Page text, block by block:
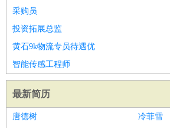
采购员
投资拓展总监
黄石9k物流专员待遇优
智能传感工程师
最新简历
唐德树 冷菲雪